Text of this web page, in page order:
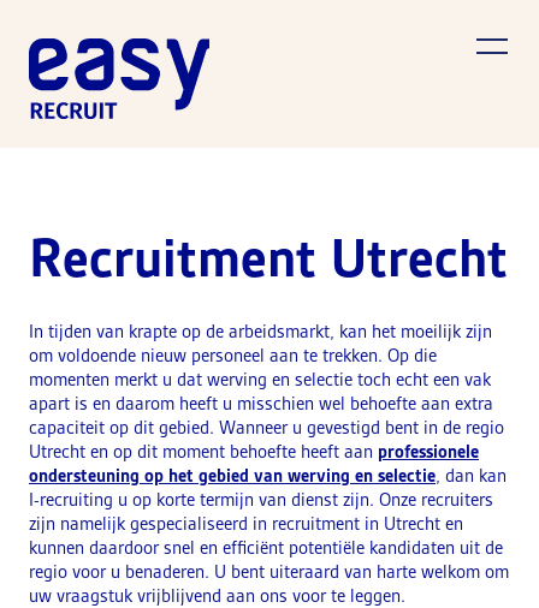
Recruitment Utrecht
In tijden van krapte op de arbeidsmarkt, kan het moeilijk zijn
om voldoende nieuw personeel aan te trekken. Op die
momenten merkt u dat werving en selectie toch echt een vak
apart is en daarom heeft u misschien wel behoefte aan extra
capaciteit op dit gebied. Wanneer u gevestigd bent in de regio
Utrecht en op dit moment behoefte heeft aan professionele
ondersteuning op het gebied van werving en selectie, dan kan
I-recruiting u op korte termijn van dienst zijn. Onze recruiters
zijn namelijk gespecialiseerd in recruitment in Utrecht en
kunnen daardoor snel en efficiënt potentiële kandidaten uit de
regio voor u benaderen. U bent uiteraard van harte welkom om
uw vraagstuk vrijblijvend aan ons voor te leggen.